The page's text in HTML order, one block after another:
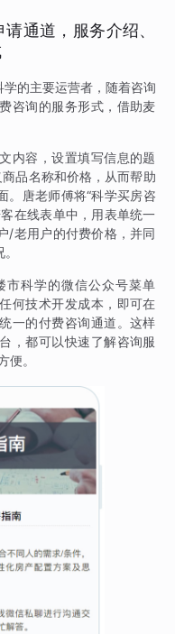
通道，服务介绍、
的主要运营者，随着咨询
咨询的服务形式，借助麦
内容，设置填写信息的题
品名称和价格，从而帮助
。唐老师傅将“科学买房咨
在线表单中，用表单统一
/老用户的付费价格，并同
市科学的微信公众号菜单
何技术开发成本，即可在
一的付费咨询通道。这样
，都可以快速了解咨询服
。